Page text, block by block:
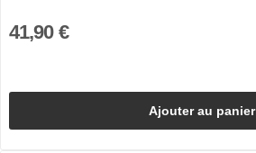
41,90 €
Ajouter au panier